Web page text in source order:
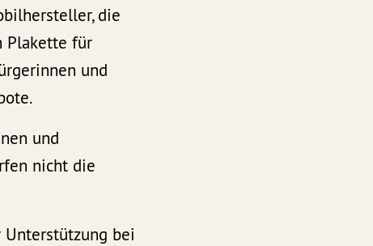
die
Plakette für
und
und
nicht die
bei